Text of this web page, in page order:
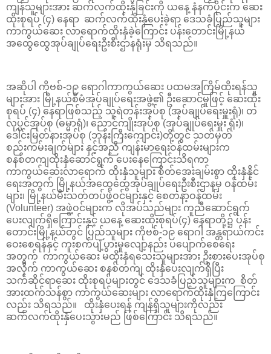
ကျန်သူများအား ဆက်လက်ထိုးနှံခြင်းကို ယနေ့ နံနက်ပိုင်းက ဆေး
ထိုးစုရပ် (၄) နေရာ ဆက်လက်ထိုးနှံပေးခဲ့ရာ ဒေသခံပြည်သူများ
ကာကွယ်ဆေး လာရောက်ထိုးနှံခဲ့ကြောင်း ပန်းတောင်းမြို့နယ်
အထွေထွေအုပ်ချုပ်ရေးဦးစီးဌာနရုံးမှ သိရသည်။
အဆိုပါ ကိုဗစ်-၁၉ ရောဂါကာကွယ်ဆေး ပထမအကြိမ်ထိုးရန်သူ
များအား မြို့နယ်စီမံအုပ်ချုပ်ရေးအဖွဲ့၏ ဦးဆောင်မှုဖြင့် ဆေးထိုး
စုရပ် (၄) နေရာဖြစ်သည့် သူရဲတန်းအုပ်စု (အုပ်ချုပ်ရေးမှူးရုံ)၊ တ
လုပ္ပင်အုပ်စု (ဓမ္မာရုံ)၊ ညောင်ကျိုးအုပ်စု (အုပ်ချုပ်ရေးမှူး ရုံး)၊
ဒေါင်းမြတ်နားအုပ်စု (ဘုန်းကြီးကျောင်း)တို့တွင် သတ်မှတ်
စည်းကမ်းချက်များ နှင့်အညီ ကျန်းမာရေးဝန်ထမ်းများက
စနစ်တကျထိုးနှံဆောင်ရွက် ပေးနေကြောင်းသိရကာ
ကာကွယ်ဆေးလာရောက် ထိုးနှံသူများ စိတ်အေးချမ်းစွာ ထိုးနှံနိုင်
ရေးအတွက် မြို့နယ်အထွေထွေအုပ်ချုပ်ရေးဦးစီးဌာနမှ ဝန်ထမ်း
များ၊ မြို့နယ်မီးသတ်တပ်ဖွဲ့ဝင်များနှင့် စေတနာ့ဝန်ထမ်း
(Volunteer) အဖွဲ့ဝင်များက လိုအပ်သည်များ ကူညီဆောင်ရွက်
ပေးလျက်ရှိကြောင်းနှင့် ယနေ့ ဆေးထိုးစုရပ်(၄) နေရာတို့၌ ပန်း
တောင်းမြို့နယ်တွင် ပြည်သူများ ကိုဗစ်-၁၉ ရောဂါ အန္တရာယ်ကင်း
ဝေးစေရန်နှင့် ကူးစက်ပျံ့ပွားမှုလျော့နည်း ပပျောက်စေရေး
အတွက် ကာကွယ်ဆေး မထိုးနှံရသေးသူများအား ဦးစားပေးအုပ်စု
အလိုက် ကာကွယ်ဆေး စနစ်တကျ ထိုးနှံပေးလျက်ရှိပြီး
သက်ဆိုင်ရာဆေး ထိုးစုရပ်များတွင် ဒေသခံပြည်သူများက စိတ်
အားထက်သန်စွာ ကာကွယ်ဆေးများ လာရောက်ထိုးနှံကြကြောင်း
လည်း သိရသည်။ ထိုးနှံပေးရန် ကျန်ရှိသူများကိုလည်း
ဆက်လက်ထိုးနှံပေးသွားမည် ဖြစ်ကြောင်း သိရသည်။